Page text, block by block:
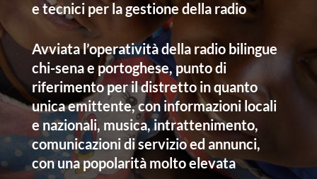
e tecnici per la gestione della radio
Avviata l’operatività della radio bilingue
chi-sena e portoghese, punto di
riferimento per il distretto in quanto
unica emittente, con informazioni locali
e nazionali, musica, intrattenimento,
comunicazioni di servizio ed annunci,
con una popolarità molto elevata